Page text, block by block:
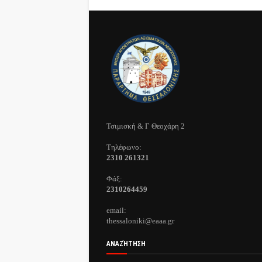
Τσιμισκή & Γ Θεοχάρη 2
Τηλέφωνo:
2310 261321
Φάξ:
2310264459
email:
thessaloniki@eaaa.gr
ΑΝΑΖΉΤΗΣΗ